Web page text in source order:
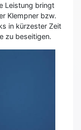
Leistung bringt
Klempner bzw.
in kürzester Zeit
zu beseitigen.